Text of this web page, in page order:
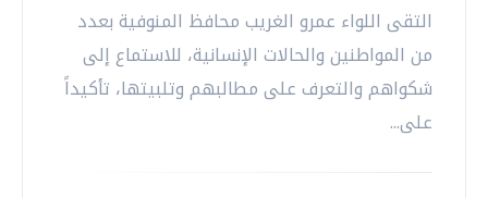
التقى اللواء عمرو الغريب محافظ المنوفية بعدد
من المواطنين والحالات الإنسانية، للاستماع إلى
شكواهم والتعرف على مطالبهم وتلبيتها، تأكيداً
على...